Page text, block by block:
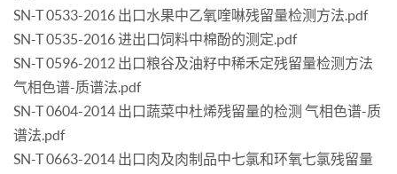
SN-T 0533-2016 出口水果中乙氧喹啉残留量检测方法.pdf
SN-T 0535-2016 进出口饲料中棉酚的测定.pdf
SN-T 0596-2012 出口粮谷及油籽中稀禾定残留量检测方法
气相色谱-质谱法.pdf
SN-T 0604-2014 出口蔬菜中杜烯残留量的检测 气相色谱-质
谱法.pdf
SN-T 0663-2014 出口肉及肉制品中七氯和环氧七氯残留量